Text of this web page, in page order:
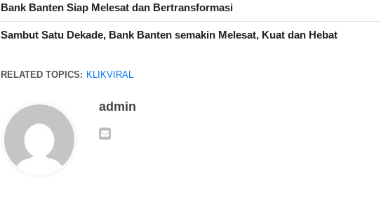
Bank Banten Siap Melesat dan Bertransformasi
Sambut Satu Dekade, Bank Banten semakin Melesat, Kuat dan Hebat
RELATED TOPICS: KLIKVIRAL
admin